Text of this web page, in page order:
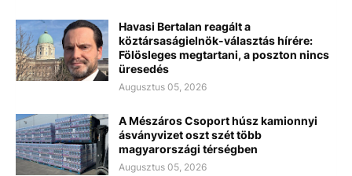
Havasi Bertalan reagált a
köztársaságielnök-választás hírére:
Fölösleges megtartani, a poszton nincs
üresedés
Augusztus 05, 2026
A Mészáros Csoport húsz kamionnyi
ásványvizet oszt szét több
magyarországi térségben
Augusztus 05, 2026